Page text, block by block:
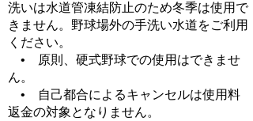
洗いは水道管凍結防止のため冬季は使用で
きません。野球場外の手洗い水道をご利用
ください。
• 原則、硬式野球での使用はできませ
ん。
• 自己都合によるキャンセルは使用料
返金の対象となりません。